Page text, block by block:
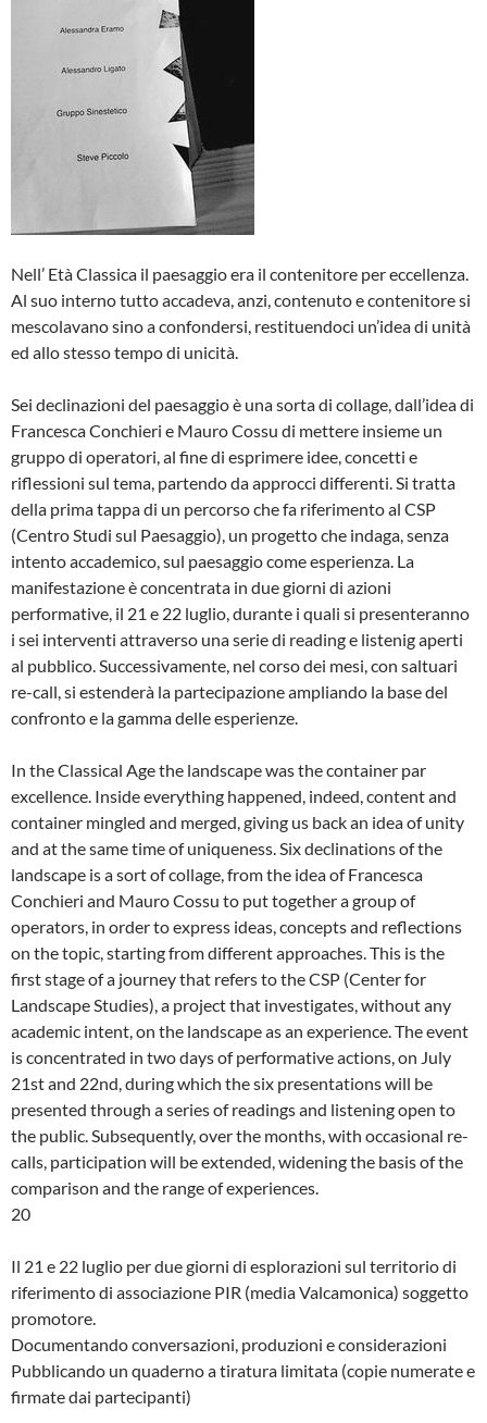
Nell’ Età Classica il paesaggio era il contenitore per eccellenza.
Al suo interno tutto accadeva, anzi, contenuto e contenitore si
mescolavano sino a confondersi, restituendoci un’idea di unità
ed allo stesso tempo di unicità.
Sei declinazioni del paesaggio è una sorta di collage, dall’idea di
Francesca Conchieri e Mauro Cossu di mettere insieme un
gruppo di operatori, al fine di esprimere idee, concetti e
riflessioni sul tema, partendo da approcci differenti. Si tratta
della prima tappa di un percorso che fa riferimento al CSP
(Centro Studi sul Paesaggio), un progetto che indaga, senza
intento accademico, sul paesaggio come esperienza. La
manifestazione è concentrata in due giorni di azioni
performative, il 21 e 22 luglio, durante i quali si presenteranno
i sei interventi attraverso una serie di reading e listenig aperti
al pubblico. Successivamente, nel corso dei mesi, con saltuari
re-call, si estenderà la partecipazione ampliando la base del
confronto e la gamma delle esperienze.
In the Classical Age the landscape was the container par
excellence. Inside everything happened, indeed, content and
container mingled and merged, giving us back an idea of unity
and at the same time of uniqueness. Six declinations of the
landscape is a sort of collage, from the idea of Francesca
Conchieri and Mauro Cossu to put together a group of
operators, in order to express ideas, concepts and reflections
on the topic, starting from different approaches. This is the
first stage of a journey that refers to the CSP (Center for
Landscape Studies), a project that investigates, without any
academic intent, on the landscape as an experience. The event
is concentrated in two days of performative actions, on July
21st and 22nd, during which the six presentations will be
presented through a series of readings and listening open to
the public. Subsequently, over the months, with occasional re-
calls, participation will be extended, widening the basis of the
comparison and the range of experiences.
20
Il 21 e 22 luglio per due giorni di esplorazioni sul territorio di
riferimento di associazione PIR (media Valcamonica) soggetto
promotore.
Documentando conversazioni, produzioni e considerazioni
Pubblicando un quaderno a tiratura limitata (copie numerate e
firmate dai partecipanti)